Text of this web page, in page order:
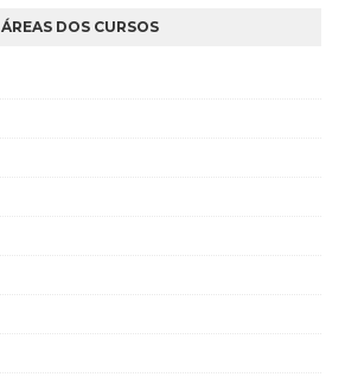
ÁREAS DOS CURSOS